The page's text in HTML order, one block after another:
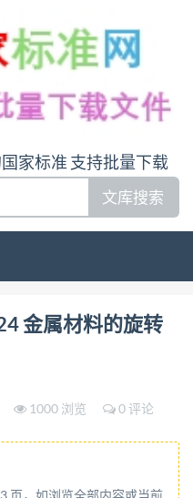
家标准 支持批量下载
文库搜索
金属材料的旋转摩擦焊
金属材料的旋转
1000 浏览
0 评论